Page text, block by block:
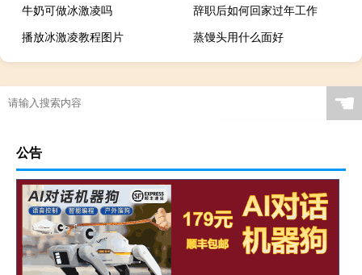
牛奶可做冰激凌吗
辞职后如何回家过年工作
播放冰激凌教程图片
蒸馒头用什么面好
☚
公告